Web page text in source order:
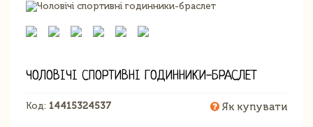
ЧОЛОВІЧІ СПОРТИВНІ ГОДИННИКИ-БРАСЛЕТ
Код: 14415324537 Як купувати